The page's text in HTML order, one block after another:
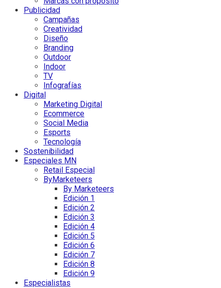
Publicidad
Campañas
Creatividad
Diseño
Branding
Outdoor
Indoor
TV
Infografías
Digital
Marketing Digital
Ecommerce
Social Media
Esports
Tecnología
Sostenibilidad
Especiales MN
Retail Especial
ByMarketeers
By Marketeers
Edición 1
Edición 2
Edición 3
Edición 4
Edición 5
Edición 6
Edición 7
Edición 8
Edición 9
Especialistas